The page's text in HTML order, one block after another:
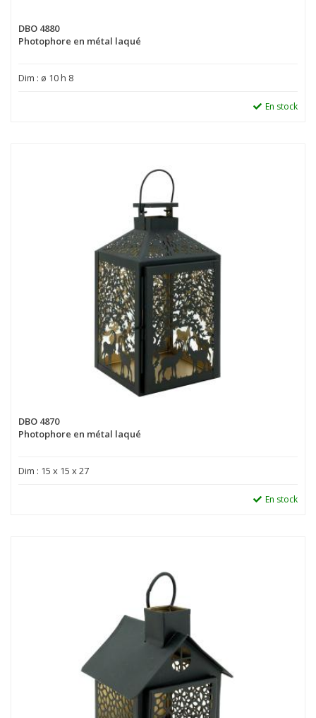
DBO 4880
Photophore en métal laqué
Dim : ø 10 h 8
En stock
DBO 4870
Photophore en métal laqué
Dim : 15 x 15 x 27
En stock